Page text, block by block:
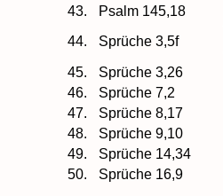
43.
Psalm 145,18
44.
Sprüche 3,5f
45.
Sprüche 3,26
46.
Sprüche 7,2
47.
Sprüche 8,17
48.
Sprüche 9,10
49.
Sprüche 14,34
50.
Sprüche 16,9